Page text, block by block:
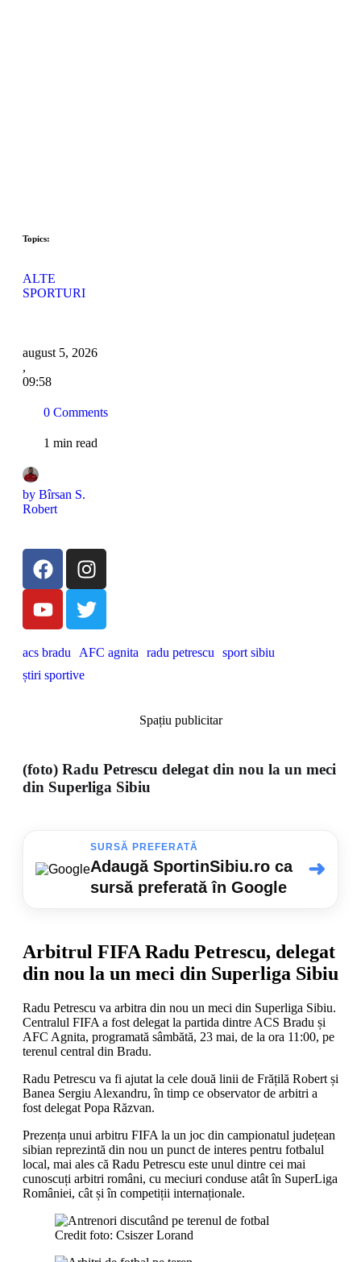
Topics:
ALTE
SPORTURI
august 5, 2026
,
09:58
0 Comments
1 min read
by Bîrsan S.
Robert
acs bradu AFC agnita radu petrescu
sport sibiu
știri sportive
Spațiu publicitar
(foto) Radu Petrescu delegat din nou la un meci
din Superliga Sibiu
SURSĂ PREFERATĂ
Adaugă SportinSibiu.ro ca
sursă preferată în Google
➜
Arbitrul FIFA Radu Petrescu, delegat
din nou la un meci din Superliga Sibiu
Radu Petrescu va arbitra din nou un meci din Superliga Sibiu.
Centralul FIFA a fost delegat la partida dintre ACS Bradu și
AFC Agnita, programată sâmbătă, 23 mai, de la ora 11:00, pe
terenul central din Bradu.
Radu Petrescu va fi ajutat la cele două linii de Frățilă Robert și
Banea Sergiu Alexandru, în timp ce observator de arbitri a
fost delegat Popa Răzvan.
Prezența unui arbitru FIFA la un joc din campionatul județean
sibian reprezintă din nou un punct de interes pentru fotbalul
local, mai ales că Radu Petrescu este unul dintre cei mai
cunoscuți arbitri români, cu meciuri conduse atât în SuperLiga
României, cât și în competiții internaționale.
Credit foto: Csiszer Lorand